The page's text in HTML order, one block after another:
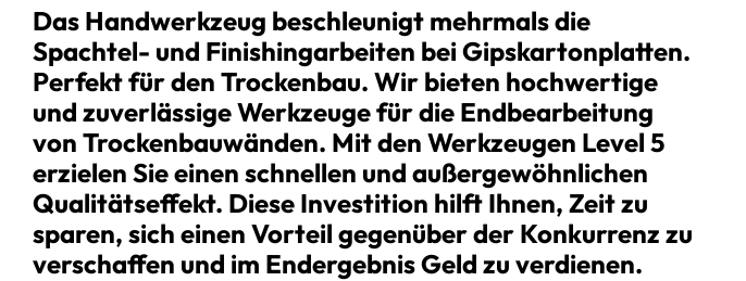
Das Handwerkzeug beschleunigt mehrmals die
Spachtel- und Finishingarbeiten bei Gipskartonplatten.
Perfekt für den Trockenbau. Wir bieten hochwertige
und zuverlässige Werkzeuge für die Endbearbeitung
von Trockenbauwänden. Mit den Werkzeugen Level 5
erzielen Sie einen schnellen und außergewöhnlichen
Qualitätseffekt. Diese Investition hilft Ihnen, Zeit zu
sparen, sich einen Vorteil gegenüber der Konkurrenz zu
verschaffen und im Endergebnis Geld zu verdienen.